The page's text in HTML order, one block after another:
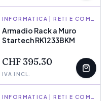
STARTECH
POCHI PEZZI
Armadio Rack a Muro
Startech RK1233BKM
CHF 395.30
IVA INCL.
WP